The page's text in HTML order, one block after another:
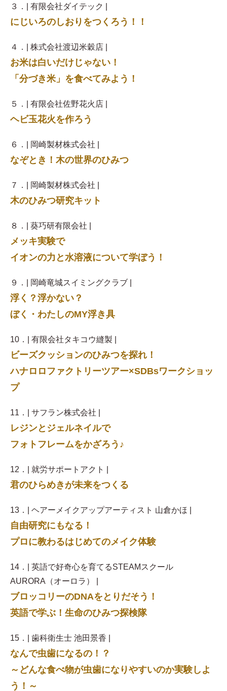
３．| 有限会社ダイテック |
にじいろのしおりをつくろう！！
４．| 株式会社渡辺米穀店 |
お米は白いだけじゃない！
「分づき米」を食べてみよう！
５．| 有限会社佐野花火店 |
ヘビ玉花火を作ろう
６．| 岡崎製材株式会社 |
なぞとき！木の世界のひみつ
７．| 岡崎製材株式会社 |
木のひみつ研究キット
８．| 葵巧研有限会社 |
メッキ実験で
イオンの力と水溶液について学ぼう！
９．| 岡崎竜城スイミングクラブ |
浮く？浮かない？
ぼく・わたしのMY浮き具
10．| 有限会社タキコウ縫製 |
ビーズクッションのひみつを探れ！
ハナロロファクトリーツアー×SDBsワークショッ
プ
11．| サフラン株式会社 |
レジンとジェルネイルで
フォトフレームをかざろう♪
12．| 就労サポートアクト |
君のひらめきが未来をつくる
13．| ヘアーメイクアップアーティスト 山倉かほ |
自由研究にもなる！
プロに教わるはじめてのメイク体験
14．| 英語で好奇心を育てるSTEAMスクール
AURORA（オーロラ） |
ブロッコリーのDNAをとりだそう！
英語で学ぶ！生命のひみつ探検隊
15．| 歯科衛生士 池田景香 |
なんで虫歯になるの！？
～どんな食べ物が虫歯になりやすいのか実験しよ
う！～